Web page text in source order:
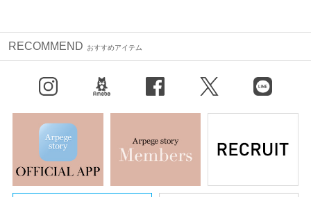
RECOMMEND おすすめアイテム
X（旧Twitter） LINE